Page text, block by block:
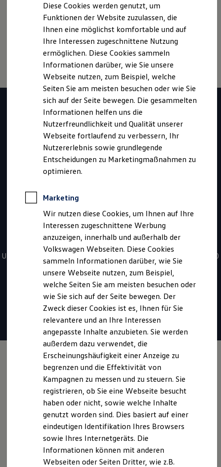
Für Privatkunden
Für Gewerbekunden
Leasing
Für Privatkunden
Für Gewerbekunden
Versicherungen & Garantien
Garantien
Kfz-Versicherung für Nutzfahrzeuge
Restschuldversicherung
Wartungsverträge
Besitzer & Service
Reparatur & Service
Sommer-Special
Reparatur, Pflege & Inspektion
Servicetermin anfragen
Service-Vorteile bei Volkswagen Nutzfahrzeuge
ServicePlus
Economy Service
Räder & Reifen Service
Ersatzfahrzeuge
Software, Konnektivität & Apps
California App
VW Connect für Ihren ID. Buzz
VW Connect für Ihren Transporter/Caravelle
VW Connect für Ihren Amarok
VW Connect für andere Modelle
Connect Pro
Fleet Interface Data
Multistop Pathfinder
Übersicht Software Updates
Hilfreiches für Besitzer
Fahrerassistenz- und Sicherheitssysteme
Kontrollleuchten
Kurzfahrprofile und Ölverdünnung
XTL-Dieselkraftstoff
Ersatzteile und Betriebsflüssigkeiten
Original Zubehör und Lifestyle Produkte
myVolkswagen
myVolkswagen Business
Elektrisch & Autonom
Elektro - & Hybridfahrzeuge
Unser Ansatz
Klimafreundlicher Strom
Reichweite & Ladelösungen
Reichweitensimulator
Ladezeitensimulator
Ladelösungen für Privatkunden
Ladelösungen für Gewerbekunden
Wallbox und Ladekabel
Mehr anzeigen (1)
Weitere Fragen? Hier entlang!
Haben Sie Fragen zur
Volkswagen
Nutzfahrzeuge
Fahrzeugssuche?
Kontaktieren Sie uns
0800 - 86 55 79 24 36 *
Sie haben Fragen zur Nutzfahrzeugsuche? Rufen Sie uns an!
Unsere kostenfreien Servicezeiten für Sie sind täglich von 08:00
- 20:00 Uhr.
* Für Anrufer sind Gespräche unter 0800-Rufnummern stets
kostenlos. Alle anfallenden Gebühren trägt Volkswagen
Mail verfassen
Diese Cookies werden genutzt, um
Funktionen der Website zuzulassen, die
Ihnen eine möglichst komfortable und auf
Ihre Interessen zugeschnittene Nutzung
ermöglichen. Diese Cookies sammeln
Informationen darüber, wie Sie unsere
Webseite nutzen, zum Beispiel, welche
Seiten Sie am meisten besuchen oder wie Sie
sich auf der Seite bewegen. Die gesammelten
Informationen helfen uns die
Nutzerfreundlichkeit und Qualität unserer
Webseite fortlaufend zu verbessern, Ihr
Nutzererlebnis sowie grundlegende
Entscheidungen zu Marketingmaßnahmen zu
optimieren.
Marketing
Wir nutzen diese Cookies, um Ihnen auf Ihre
Interessen zugeschnittene Werbung
anzuzeigen, innerhalb und außerhalb der
Volkswagen Webseiten. Diese Cookies
sammeln Informationen darüber, wie Sie
unsere Webseite nutzen, zum Beispiel,
welche Seiten Sie am meisten besuchen oder
wie Sie sich auf der Seite bewegen. Der
Zweck dieser Cookies ist es, Ihnen für Sie
relevantere und an Ihre Interessen
angepasste Inhalte anzubieten. Sie werden
außerdem dazu verwendet, die
Erscheinungshäufigkeit einer Anzeige zu
begrenzen und die Effektivität von
Kampagnen zu messen und zu steuern. Sie
registrieren, ob Sie eine Webseite besucht
haben oder nicht, sowie welche Inhalte
genutzt worden sind. Dies basiert auf einer
eindeutigen Identifikation Ihres Browsers
sowie Ihres Internetgeräts. Die
Informationen können mit anderen
Webseiten oder Seiten Dritter, wie z.B.